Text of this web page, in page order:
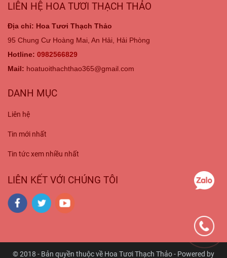
LIÊN HỆ HOA TƯƠI THẠCH THẢO
Địa chỉ: Hoa Tươi Thạch Thảo
95 Chung Cư Hoàng Mai, An Hải, Hải Phòng
Hotline: 0982566829
Mail: hoatuoithachthao365@gmail.com
DANH MỤC
Liên hệ
Tin mới nhất
Tin tức xem nhiều nhất
LIÊN KẾT VỚI CHÚNG TÔI
© 2018 - Bản quyền thuộc về Hoa Tươi Thạch Thảo - Powered by